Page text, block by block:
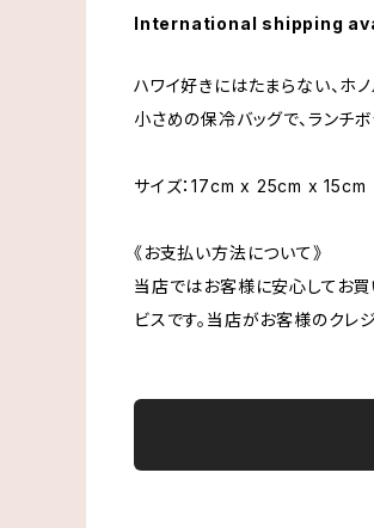
International shipping
ハワイ好きにはたまらない、ホ
小さめの保冷バッグで、ランチ
サイズ：17cm x 25cm x 15cm
《お支払い方法について》
当店ではお客様に安心してお買
ビスです。当店がお客様のクレ